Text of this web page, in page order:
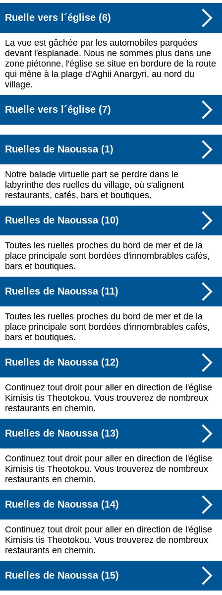
Ruelle vers l´église (6)
La vue est gâchée par les automobiles parquées
devant l'esplanade. Nous ne sommes plus dans une
zone piétonne, l'église se situe en bordure de la route
qui mène à la plage d'Aghii Anargyri, au nord du
village.
Ruelle vers l´église (7)
Ruelles de Naoussa (1)
Notre balade virtuelle part se perdre dans le
labyrinthe des ruelles du village, où s'alignent
restaurants, cafés, bars et boutiques.
Ruelles de Naoussa (10)
Toutes les ruelles proches du bord de mer et de la
place principale sont bordées d'innombrables cafés,
bars et boutiques.
Ruelles de Naoussa (11)
Toutes les ruelles proches du bord de mer et de la
place principale sont bordées d'innombrables cafés,
bars et boutiques.
Ruelles de Naoussa (12)
Continuez tout droit pour aller en direction de l'église
Kimisis tis Theotokou. Vous trouverez de nombreux
restaurants en chemin.
Ruelles de Naoussa (13)
Continuez tout droit pour aller en direction de l'église
Kimisis tis Theotokou. Vous trouverez de nombreux
restaurants en chemin.
Ruelles de Naoussa (14)
Continuez tout droit pour aller en direction de l'église
Kimisis tis Theotokou. Vous trouverez de nombreux
restaurants en chemin.
Ruelles de Naoussa (15)